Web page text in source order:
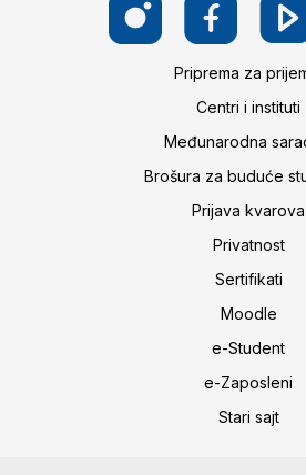
Priprema za
Centri i instituti
Međunarodna
Brošura za buduće
Prijava kvarova
Privatnost
Sertifikati
Moodle
e-Student
e-Zaposleni
Stari sajt